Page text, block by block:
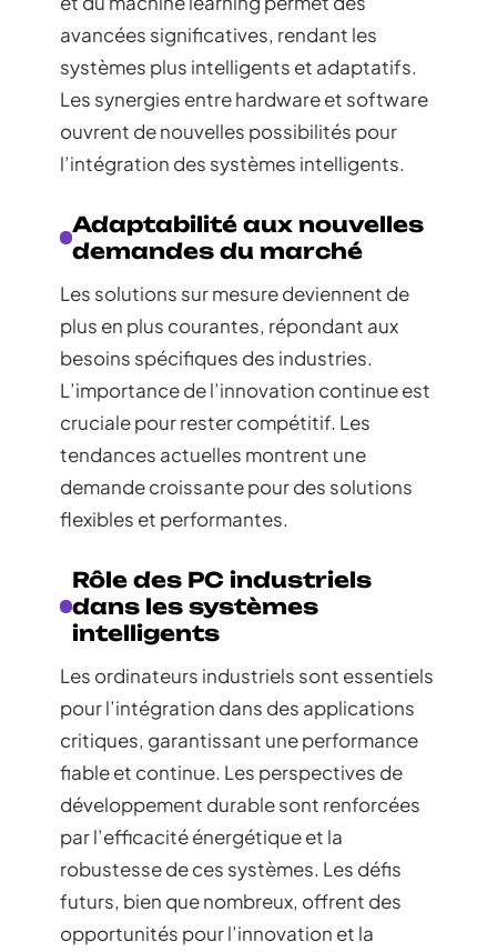
avancées significatives, rendant les
systèmes plus intelligents et adaptatifs.
Les synergies entre hardware et software
ouvrent de nouvelles possibilités pour
l’intégration des systèmes intelligents.
Adaptabilité aux nouvelles
demandes du marché
Les solutions sur mesure deviennent de
plus en plus courantes, répondant aux
besoins spécifiques des industries.
L’importance de l’innovation continue est
cruciale pour rester compétitif. Les
tendances actuelles montrent une
demande croissante pour des solutions
flexibles et performantes.
Rôle des PC industriels
dans les systèmes
intelligents
Les ordinateurs industriels sont essentiels
pour l’intégration dans des applications
critiques, garantissant une performance
fiable et continue. Les perspectives de
développement durable sont renforcées
par l’efficacité énergétique et la
robustesse de ces systèmes. Les défis
futurs, bien que nombreux, offrent des
opportunités pour l’innovation et la